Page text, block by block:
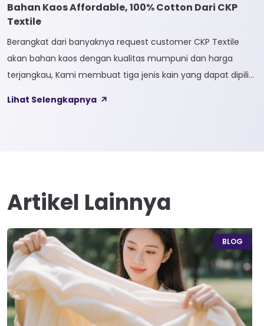
Bahan Kaos Affordable, 100% Cotton Dari CKP
Textile
Berangkat dari banyaknya request customer CKP Textile
akan bahan kaos dengan kualitas mumpuni dan harga
terjangkau, Kami membuat tiga jenis kain yang dapat dipilih
kain yang bahan dasarnya 100% cotton. Softcel juga sering
Lihat Selengkapnya
Artikel Lainnya
BLOG